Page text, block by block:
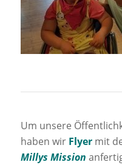
Um unsere
haben wir Flyermit
Millys Mission